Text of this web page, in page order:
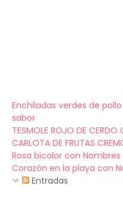
Enchiladas verdes de
sabor
TESMOLE ROJO DE
CARLOTA DE FRUTAS
Rosa bicolor con
Corazón en la playa con
Entradas